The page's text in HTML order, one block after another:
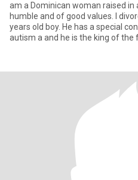
am a Dominican woman raised
humble and of good values. I divorced in 2014 and I have a 10
years old boy. He has a special